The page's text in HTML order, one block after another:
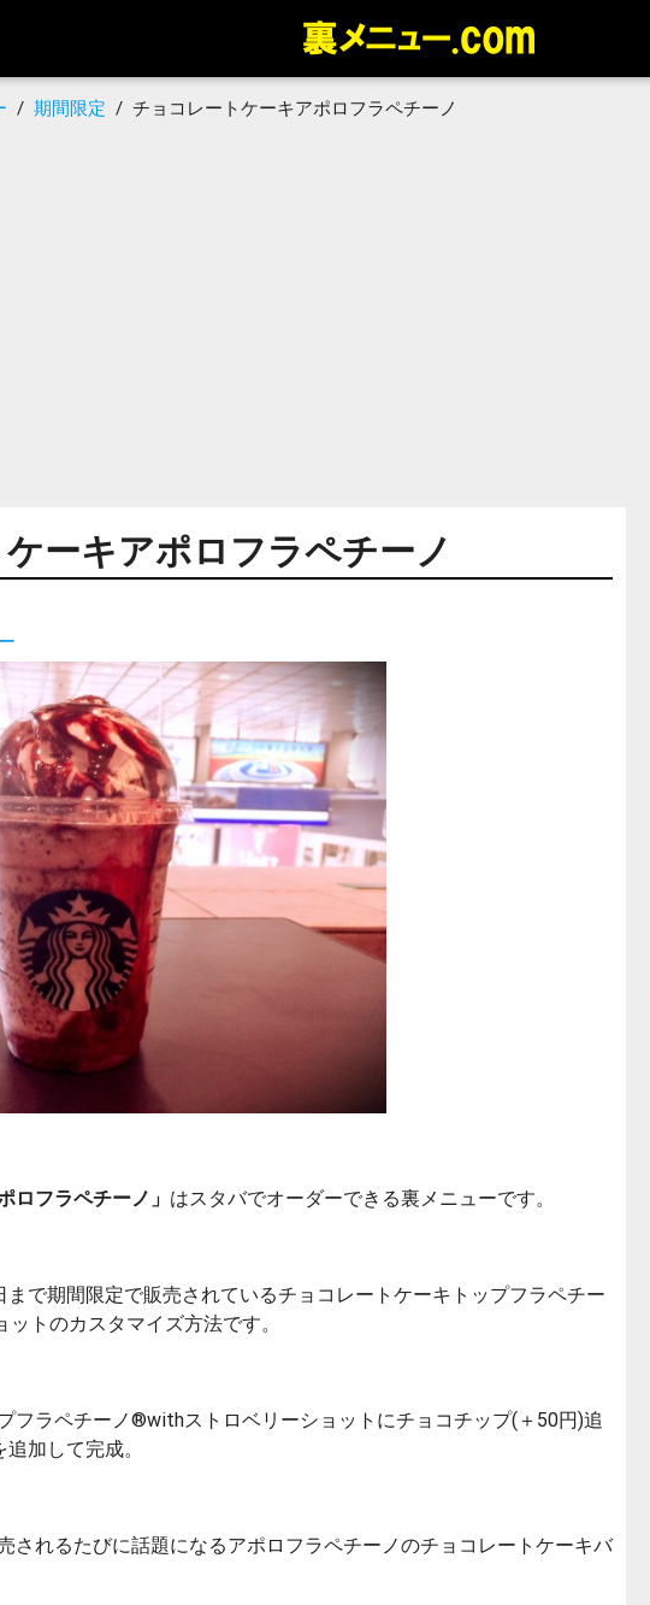
/期間限定 /チョコレートケーキアポロフラペチーノ
ーキアポロフラペチーノ
ロフラペチーノ」 はスタバでオーダーできる裏メニューです。
で期間限定で販売されているチョコレートケーキトップフラペチー
トのカスタマイズ方法です。
フラペチーノ®withストロベリーショットにチョコチップ(＋50円)追
加して完成。
されるたびに話題になるアポロフラペチーノのチョコレートケーキバ